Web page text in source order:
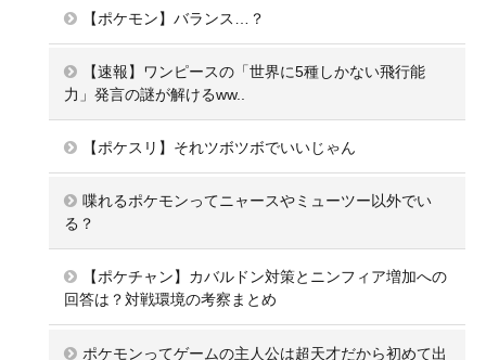
【ポケモン】バランス…？
【速報】ワンピースの「世界に5種しかない飛行能
力」発言の謎が解けるww..
【ポケスリ】それツボツボでいいじゃん
喋れるポケモンってニャースやミューツー以外でい
る？
【ポケチャン】カバルドン対策とニンフィア増加への
回答は？対戦環境の考察まとめ
ポケモンってゲームの主人公は超天才だから初めて出